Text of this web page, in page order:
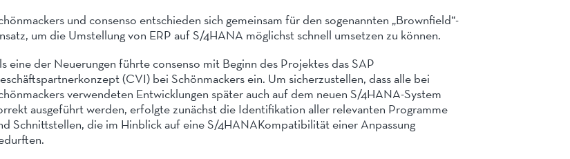
und consenso entschieden sich gemeinsam für den sogenannten „Brownfield“-
um die Umstellung von ERP auf S/4HANA möglichst schnell umsetzen zu können.
eine der Neuerungen führte consenso mit Beginn des Projektes das SAP
(CVI) bei Schönmackers ein. Um sicherzustellen, dass alle bei
verwendeten Entwicklungen später auch auf dem neuen S/4HANA-System
ausgeführt werden, erfolgte zunächst die Identifikation aller relevanten Programme
Schnittstellen, die im Hinblick auf eine S/4HANAKompatibilität einer Anpassung